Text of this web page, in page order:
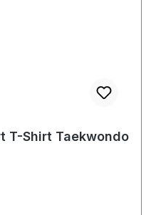
T-Shirt Taekwondo